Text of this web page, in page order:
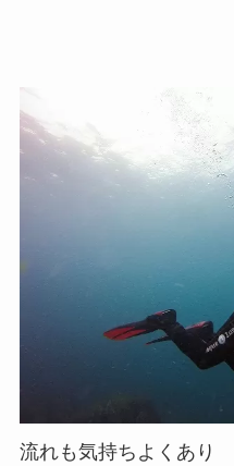
流れも気持ちよくあり